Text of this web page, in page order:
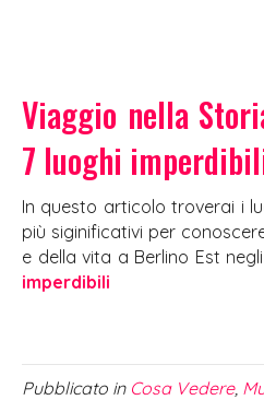
Viaggio nella
7 luoghi
In questo articolo troverai i
più siginificativi per
e della vita a Berlino Est
imperdibili
Pubblicato in Cosa Vedere,